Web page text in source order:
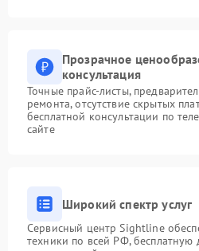
Прозрачное
консультация
Точные прайс-листы,
ремонта, отсутствие скрытых
бесплатной консультации по
сайте
Широкий спектр услуг
Сервисный центр Sightline
техники по всей РФ, бесплатную